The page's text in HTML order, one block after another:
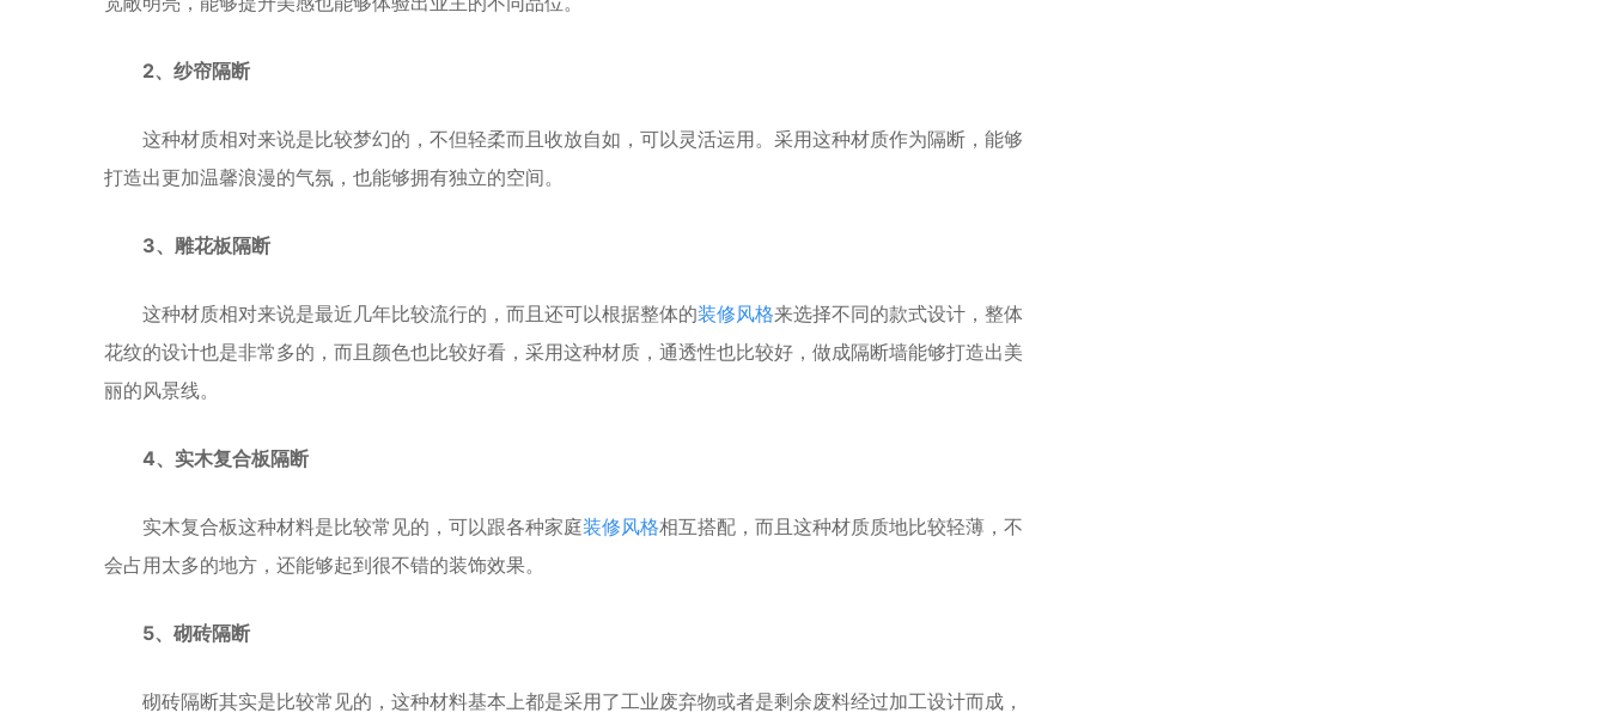
2、纱帘隔断
这种材质相对来说是比较梦幻的，不但轻柔而且收放自如，可以灵活运用。采用这种材质作为隔断，能够
打造出更加温馨浪漫的气氛，也能够拥有独立的空间。
3、雕花板隔断
这种材质相对来说是最近几年比较流行的，而且还可以根据整体的装修风格来选择不同的款式设计，整体
花纹的设计也是非常多的，而且颜色也比较好看，采用这种材质，通透性也比较好，做成隔断墙能够打造出美
丽的风景线。
4、实木复合板隔断
实木复合板这种材料是比较常见的，可以跟各种家庭装修风格相互搭配，而且这种材质质地比较轻薄，不
会占用太多的地方，还能够起到很不错的装饰效果。
5、砌砖隔断
砌砖隔断其实是比较常见的，这种材料基本上都是采用了工业废弃物或者是剩余废料经过加工设计而成，